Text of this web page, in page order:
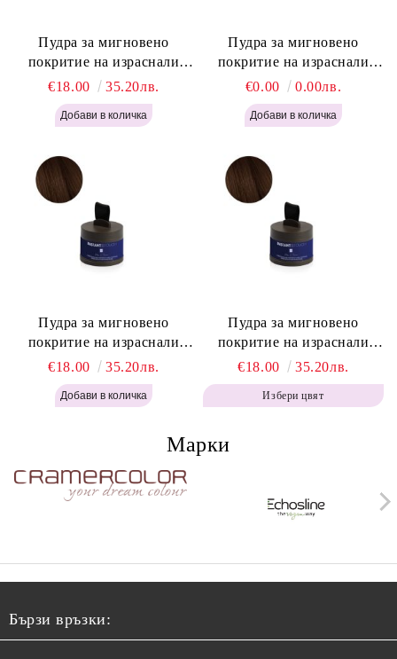
Пудра за мигновено
покритие на израснали
корени Русо - Labor Pro
Instant Retouch Powder -
Blonde H645
€18.00 35.20лв.
Пудра за мигновено
покритие на израснали
корени Светло Кафяво -
Labor Pro Instant Retouch
Powder - Light Brown H644
€0.00 0.00лв.
Пудра за мигновено
покритие на израснали
корени Топло Кафяво -
Labor Pro Instant Retouch
Powder - Warm Brown H643
€18.00 35.20лв.
Пудра за мигновено
покритие на израснали
корени Кафяво - Labor Pro
Instant Retouch Powder -
Brown H642
€18.00 35.20лв.
Избери цвят
Марки
Бързи връзки: